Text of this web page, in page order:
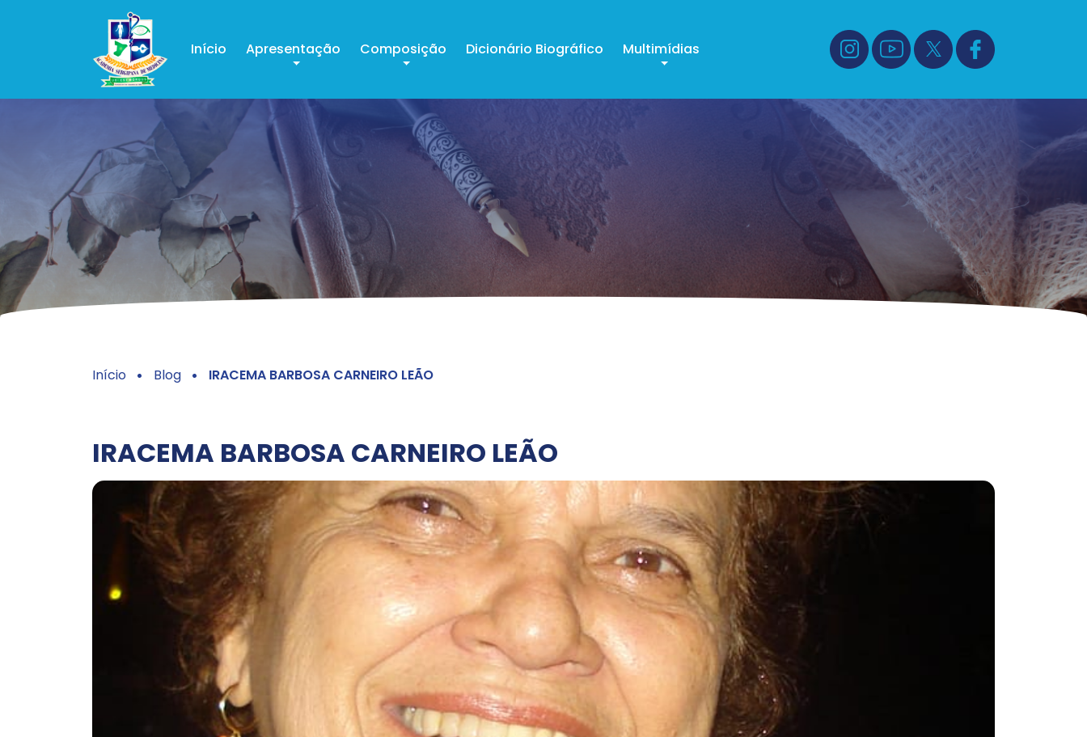
Início Apresentação Composição Dicionário Biográfico Multimídias
Início Blog IRACEMA BARBOSA CARNEIRO LEÃO
IRACEMA BARBOSA CARNEIRO LEÃO